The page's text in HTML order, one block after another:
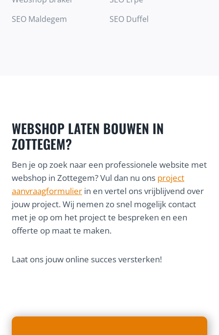
SEO Maldegem
SEO Duffel
WEBSHOP LATEN BOUWEN IN
ZOTTEGEM?
Ben je op zoek naar een professionele website met
webshop in Zottegem? Vul dan nu ons project
aanvraagformulier in en vertel ons vrijblijvend over
jouw project. Wij nemen zo snel mogelijk contact
met je op om het project te bespreken en een
offerte op maat te maken.
Laat ons jouw online succes versterken!